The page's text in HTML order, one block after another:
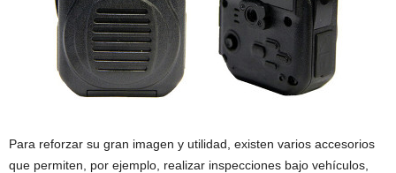
Para reforzar su gran imagen y utilidad, existen varios accesorios
que permiten, por ejemplo, realizar inspecciones bajo vehículos,